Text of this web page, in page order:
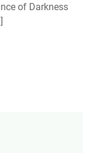
of Darkness